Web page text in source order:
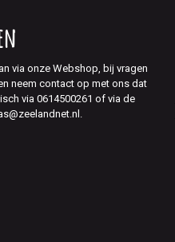
via onze Webshop, bij vragen
neem contact op met ons dat
via 0614500261 of via de